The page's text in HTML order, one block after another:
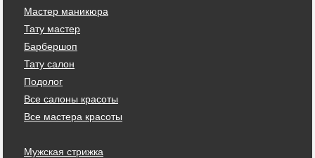
Мастер маникюра
Тату мастер
Барбершоп
Тату салон
Подолог
Все салоны красоты
Все мастера красоты
Мужская стрижка